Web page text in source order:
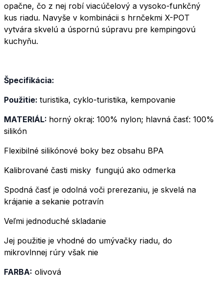
opačne, čo z nej robí viacúčelový a vysoko-funkčný
kus riadu. Navyše v kombinácii s hrnčekmi X-POT
vytvára skvelú a úspornú súpravu pre kempingovú
kuchyňu.
Špecifikácia:
Použitie: turistika, cyklo-turistika, kempovanie
MATERIÁL: horný okraj: 100% nylon; hlavná časť: 100%
silikón
Flexibilné silikónové boky bez obsahu BPA
Kalibrované časti misky fungujú ako odmerka
Spodná časť je odolná voči prerezaniu, je skvelá na
krájanie a sekanie potravín
Veľmi jednoduché skladanie
Jej použitie je vhodné do umývačky riadu, do
mikrovlnnej rúry však nie
FARBA: olivová